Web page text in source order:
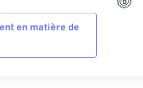
en matière de